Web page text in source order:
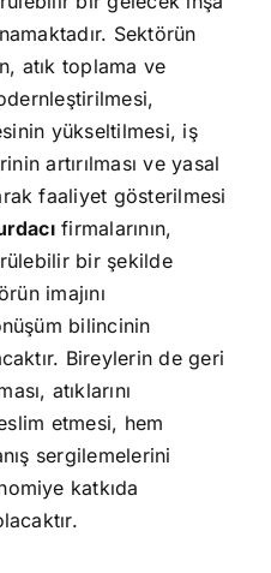
Sektörün
atık toplama ve
yükseltilmesi, iş
artırılması ve yasal
faaliyet gösterilmesi
firmalarının,
bir şekilde
imajını
bilincinin
Bireylerin de geri
atıklarını
etmesi, hem
sergilemelerini
katkıda